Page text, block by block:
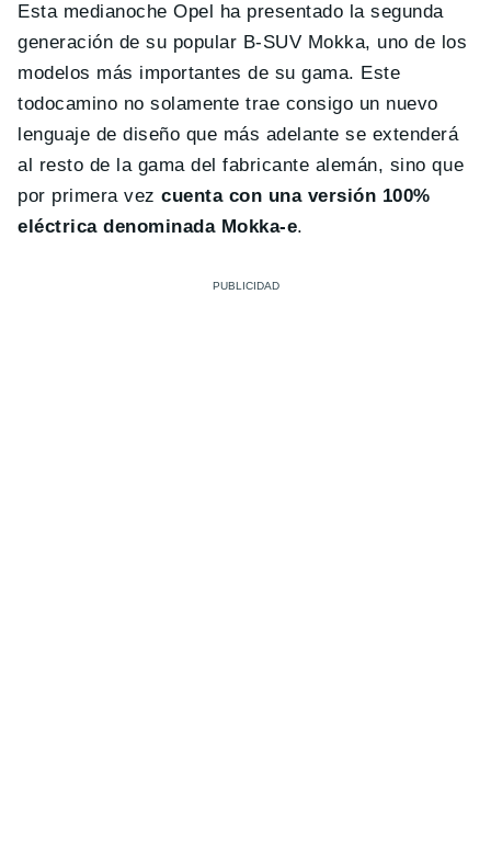
Esta medianoche Opel ha presentado la segunda
generación de su popular B-SUV Mokka, uno de los
modelos más importantes de su gama. Este
todocamino no solamente trae consigo un nuevo
lenguaje de diseño que más adelante se extenderá
al resto de la gama del fabricante alemán, sino que
por primera vezcuenta con una versión 100%
eléctrica denominada Mokka-e.